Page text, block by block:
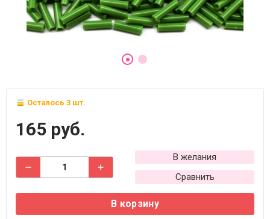
Осталось 3 шт.
165 руб.
В желания
Сравнить
В корзину